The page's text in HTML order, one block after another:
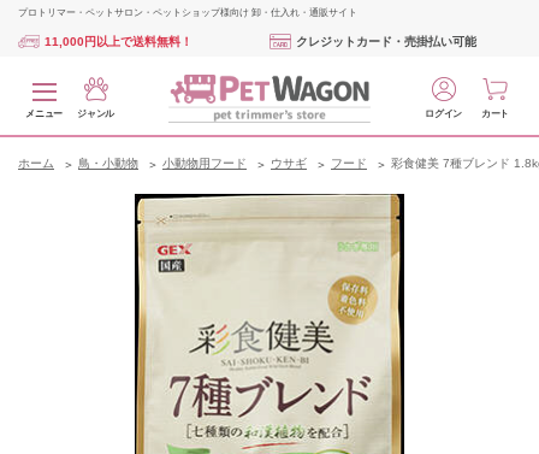
プロトリマー・ペットサロン・ペットショップ様向け 卸・仕入れ・通販サイト
11,000円以上で送料無料！ クレジットカード・売掛払い可能
メニュー ジャンル ログイン カート
ホーム 鳥・小動物 小動物用フード ウサギ フード 彩食健美 7種ブレンド